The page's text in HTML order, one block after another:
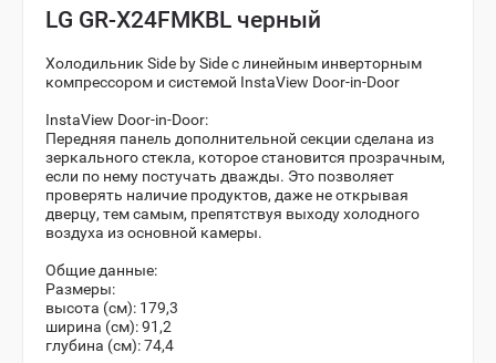
LG GR-X24FMKBL черный
Холодильник Side by Side с линейным инверторным
компрессором и системой InstaView Door-in-Door
InstaView Door-in-Door:
Передняя панель дополнительной секции сделана из
зеркального стекла, которое становится прозрачным,
если по нему постучать дважды. Это позволяет
проверять наличие продуктов, даже не открывая
дверцу, тем самым, препятствуя выходу холодного
воздуха из основной камеры.
Общие данные:
Размеры:
высота (см): 179,3
ширина (см): 91,2
глубина (см): 74,4